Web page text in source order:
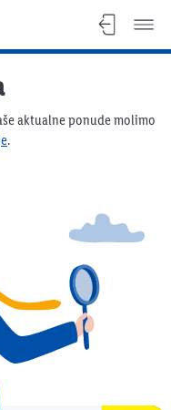
aktualne ponude molimo
.